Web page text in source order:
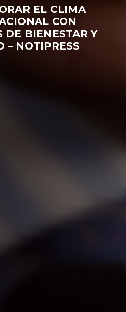
EL CLIMA
CON
DE BIENESTAR Y
– NOTIPRESS